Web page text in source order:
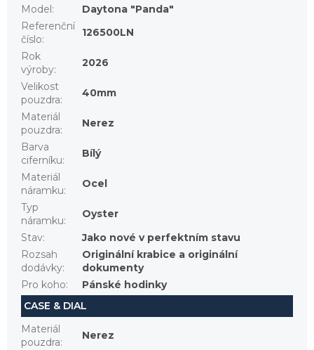
Model :
Daytona "Panda"
Referenční
číslo:
126500LN
Rok
výroby:
2026
Velikost
pouzdra:
40mm
Materiál
pouzdra:
Nerez
Barva
ciferníku:
Bílý
Materiál
náramku:
Ocel
Typ
náramku:
Oyster
Stav:
Jako nové v perfektním stavu
Rozsah
dodávky:
Originální krabice a originální
dokumenty
Pro koho:
Pánské hodinky
CASE & DIAL
Materiál
pouzdra:
Nerez